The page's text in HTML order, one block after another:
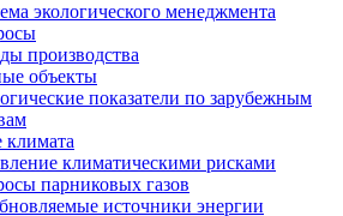
экологического менеджмента
производства
объекты
показатели по зарубежным
климатическими рисками
парниковых газов
источники энергии